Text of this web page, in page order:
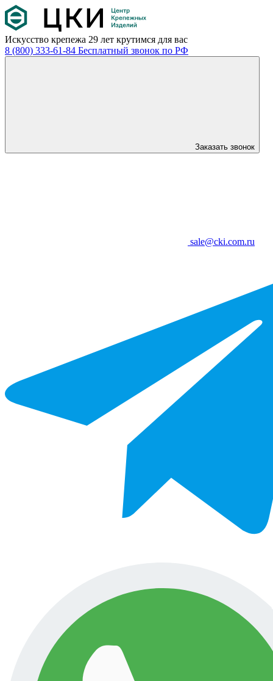
Искусство крепежа 29 лет крутимся для вас
8 (800) 333-61-84 Бесплатный звонок по РФ
Заказать звонок
sale@cki.com.ru